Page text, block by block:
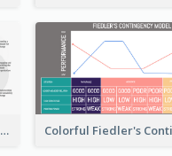
Rainbow Kotter’s 8 Step Change Model Strategic Analysis